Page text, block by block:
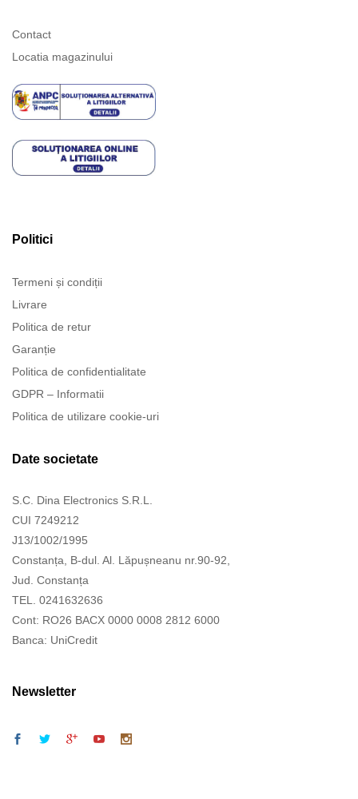
Contact
Locatia magazinului
Politici
Termeni și condiții
Livrare
Politica de retur
Garanție
Politica de confidentialitate
GDPR – Informatii
Politica de utilizare cookie-uri
Date societate
S.C. Dina Electronics S.R.L.
CUI 7249212
J13/1002/1995
Constanța, B-dul. Al. Lăpușneanu nr.90-92,
Jud. Constanța
TEL. 0241632636
Cont: RO26 BACX 0000 0008 2812 6000
Banca: UniCredit
Newsletter